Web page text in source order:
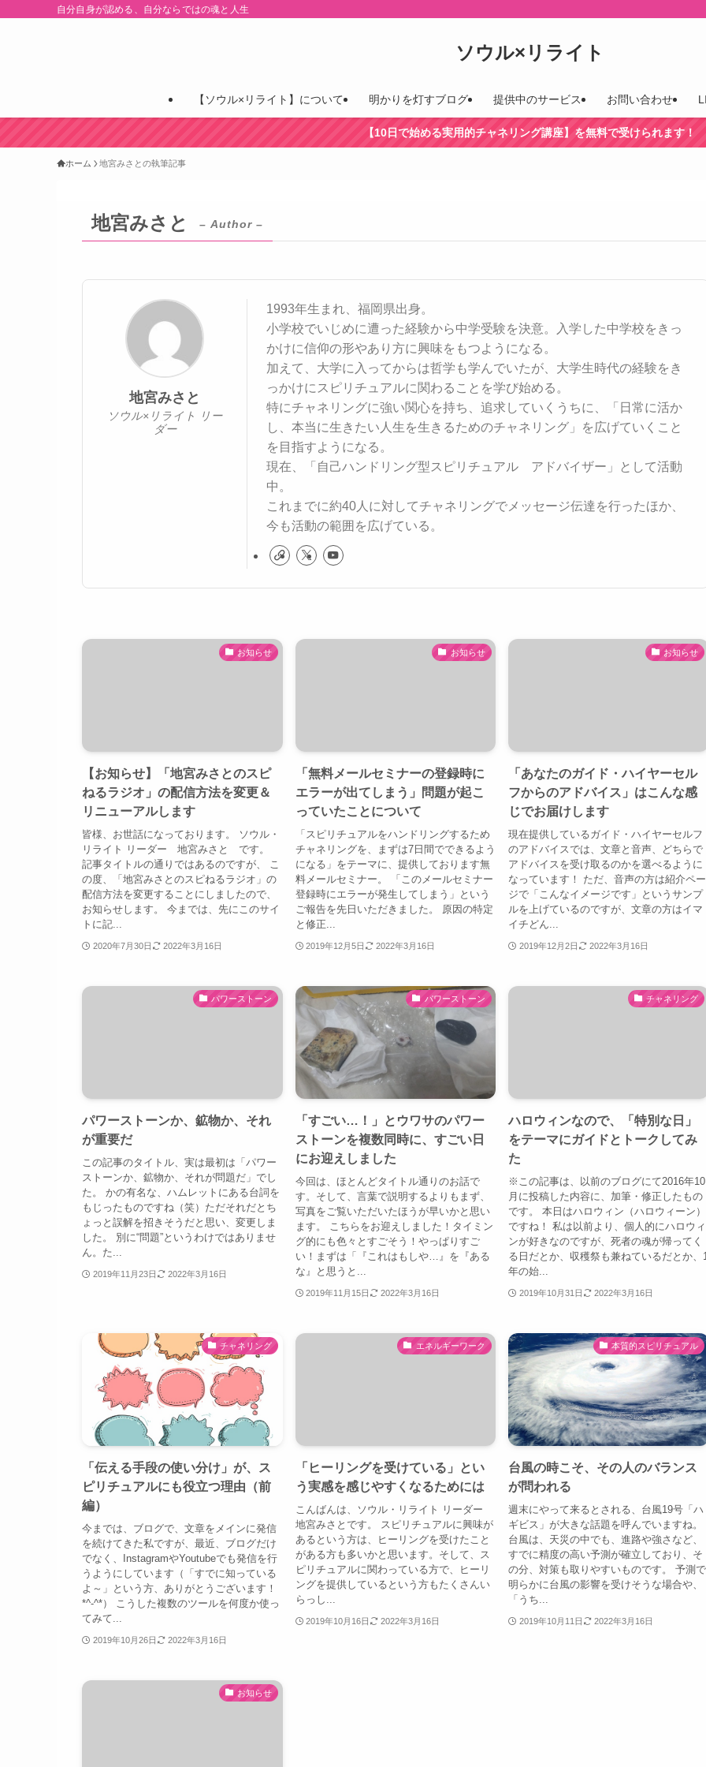
自分自身が認める、自分ならではの魂と人生
ソウル×リライト
【ソウル×リライト】について 明かりを灯すブログ 提供中のサービス お問い合わせ
【10日で始める実用的チャネリング講座】を無料で受けられます！
ホーム 地宮みさとの執筆記事
地宮みさと – Author –
地宮みさと
ソウル×リライト リー
ダー
1993年生まれ、福岡県出身。
小学校でいじめに遭った経験から中学受験を決意。入学した中学校をきっ
かけに信仰の形やあり方に興味をもつようになる。
加えて、大学に入ってからは哲学も学んでいたが、大学生時代の経験をき
っかけにスピリチュアルに関わることを学び始める。
特にチャネリングに強い関心を持ち、追求していくうちに、「日常に活か
し、本当に生きたい人生を生きるためのチャネリング」を広げていくこと
を目指すようになる。
現在、「自己ハンドリング型スピリチュアル アドバイザー」として活動
中。
これまでに約40人に対してチャネリングでメッセージ伝達を行ったほか、
今も活動の範囲を広げている。
お知らせ
【お知らせ】「地宮みさとのスピ
ねるラジオ」の配信方法を変更＆
リニューアルします
皆様、お世話になっております。 ソウル・
リライト リーダー 地宮みさと です。
記事タイトルの通りではあるのですが、 こ
の度、「地宮みさとのスピねるラジオ」の
配信方法を変更することにしましたので、
お知らせします。 今までは、先にこのサイ
トに記...
2020年7月30日 2022年3月16日
お知らせ
「無料メールセミナーの登録時に
エラーが出てしまう」問題が起こ
っていたことについて
「スピリチュアルをハンドリングするため
チャネリングを、まずは7日間でできるよう
になる」をテーマに、提供しております無
料メールセミナー。 「このメールセミナー
登録時にエラーが発生してしまう」という
ご報告を先日いただきました。 原因の特定
と修正...
2019年12月5日 2022年3月16日
お知らせ
「あなたのガイド・ハイヤーセル
フからのアドバイス」はこんな感
じでお届けします
現在提供しているガイド・ハイヤーセルフ
のアドバイスでは、文章と音声、どちらで
アドバイスを受け取るのかを選べるように
なっています！ ただ、音声の方は紹介ペー
ジで「こんなイメージです」というサンプ
ルを上げているのですが、文章の方はイマ
イチどん...
2019年12月2日 2022年3月16日
パワーストーン
パワーストーンか、鉱物か、それ
が重要だ
この記事のタイトル、実は最初は「パワー
ストーンか、鉱物か、それが問題だ」でし
た。 かの有名な、ハムレットにある台詞を
もじったものですね（笑）ただそれだとち
ょっと誤解を招きそうだと思い、変更しま
した。 別に“問題”というわけではありませ
ん。た...
2019年11月23日 2022年3月16日
パワーストーン
「すごい…！」とウワサのパワー
ストーンを複数同時に、すごい日
にお迎えしました
今回は、ほとんどタイトル通りのお話で
す。そして、言葉で説明するよりもまず、
写真をご覧いただいたほうが早いかと思い
ます。 こちらをお迎えしました！タイミン
グ的にも色々とすごそう！やっぱりすご
い！まずは「『これはもしや…』を『ある
な』と思うと...
2019年11月15日 2022年3月16日
チャネリング
ハロウィンなので、「特別な日」
をテーマにガイドとトークしてみ
た
※この記事は、以前のブログにて2016年10
月に投稿した内容に、加筆・修正したもの
です。 本日はハロウィン（ハロウィーン）
ですね！ 私は以前より、個人的にハロウィ
ンが好きなのですが、死者の魂が帰ってく
る日だとか、収穫祭も兼ねているだとか、
年の始...
2019年10月31日 2022年3月16日
チャネリング
「伝える手段の使い分け」が、ス
ピリチュアルにも役立つ理由（前
編）
今までは、ブログで、文章をメインに発信
を続けてきた私ですが、最近、ブログだけ
でなく、InstagramやYoutubeでも発信を行
うようにしています（「すでに知っている
よ～」という方、ありがとうございます！
*^-^*） こうした複数のツールを何度か使っ
てみて...
2019年10月26日 2022年3月16日
エネルギーワーク
「ヒーリングを受けている」とい
う実感を感じやすくなるためには
こんばんは、ソウル・リライト リーダー
地宮みさとです。 スピリチュアルに興味が
あるという方は、ヒーリングを受けたこと
がある方も多いかと思います。そして、ス
ピリチュアルに関わっている方で、ヒーリ
ングを提供しているという方もたくさんい
らっし...
2019年10月16日 2022年3月16日
本質的スピリチュアル
台風の時こそ、その人のバランス
が問われる
週末にやって来るとされる、台風19号「ハ
ギビス」が大きな話題を呼んでいますね。
台風は、天災の中でも、進路や強さなど、
すでに精度の高い予測が確立しており、そ
の分、対策も取りやすいものです。 予測で
明らかに台風の影響を受けそうな場合や、
「うち...
2019年10月11日 2022年3月16日
お知らせ